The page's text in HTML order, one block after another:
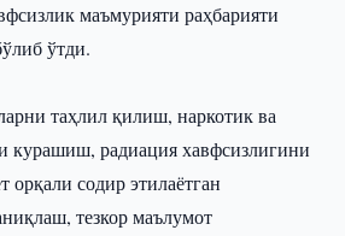
маъмурияти раҳбарияти
ўтди.
таҳлил қилиш, наркотик ва
курашиш, радиация хавфсизлигини
орқали содир этилаётган
тезкор маълумот